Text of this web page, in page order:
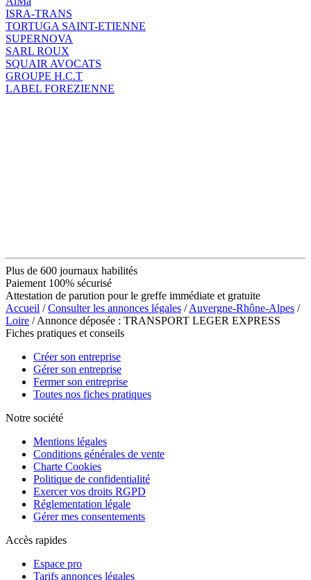
ISRA-TRANS
TORTUGA SAINT-ETIENNE
SUPERNOVA
SARL ROUX
SQUAIR AVOCATS
GROUPE H.C.T
LABEL FOREZIENNE
Plus de 600 journaux habilités
Paiement 100% sécurisé
Attestation de parution pour le greffe immédiate et gratuite
Accueil /Consulter les annonces légales /Auvergne-Rhône-Alpes /
Loire / Annonce déposée : TRANSPORT LEGER EXPRESS
Fiches pratiques et conseils
Créer son entreprise
Gérer son entreprise
Fermer son entreprise
Toutes nos fiches pratiques
Notre société
Mentions légales
Conditions générales de vente
Charte Cookies
Politique de confidentialité
Exercer vos droits RGPD
Réglementation légale
Gérer mes consentements
Accès rapides
Espace pro
Tarifs annonces légales